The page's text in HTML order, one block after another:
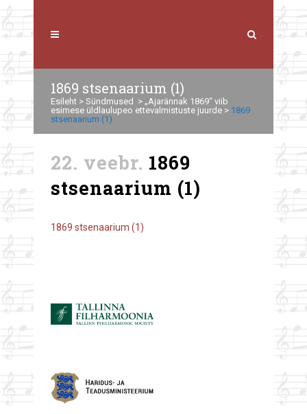
1869 stsenaarium (1)
Esileht > Sündmused > „Ajarännak 1869“ viib
esimese üldlaulupeo ettevalmistuste juurde > 1869
stsenaarium (1)
22. veebr. 1869
stsenaarium (1)
1869 stsenaarium (1)